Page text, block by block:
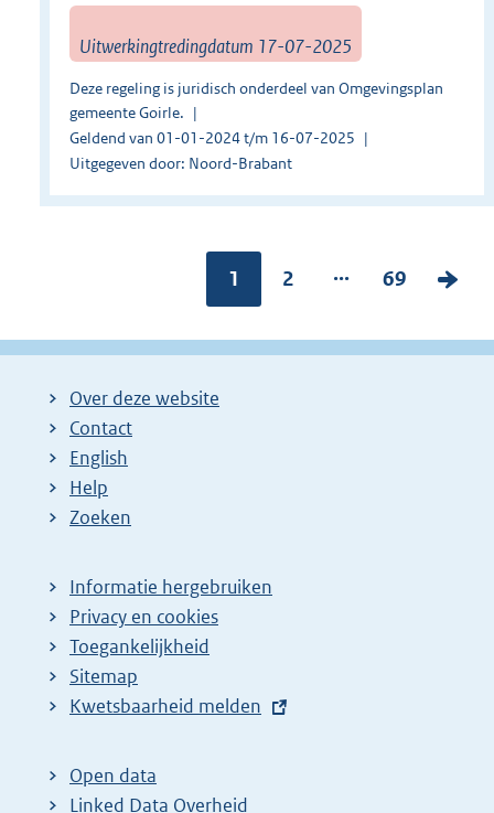
Uitwerkingtredingdatum 17-07-2025
Deze regeling is juridisch onderdeel van Omgevingsplan
gemeente Goirle.
Geldend van 01-01-2024 t/m 16-07-2025
Uitgegeven door: Noord-Brabant
Pagina:
1
P
g
2 ...
P
g
69
V
l
Over deze website
Contact
English
Help
Zoeken
Informatie hergebruiken
Privacy en cookies
Toegankelijkheid
Sitemap
E
t
e
Kwetsbaarheid melden
Open data
Linked Data Overheid